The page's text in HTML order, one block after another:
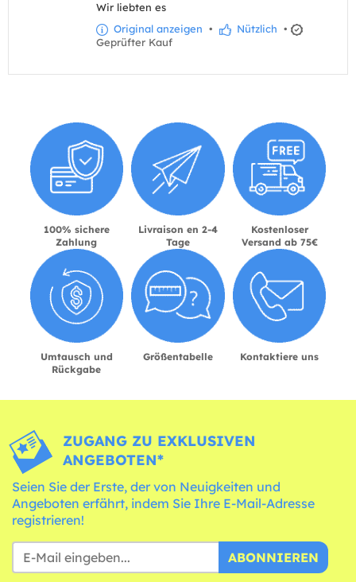
Wir liebten es
Original anzeigen • Nützlich •
Geprüfter Kauf
100% sichere
Zahlung
Livraison en 2-4
Tage
Kostenloser
Versand ab 75€
Umtausch und
Rückgabe
Größentabelle Kontaktiere uns
ZUGANG ZU EXKLUSIVEN
ANGEBOTEN*
Seien Sie der Erste, der von Neuigkeiten und
Angeboten erfährt, indem Sie Ihre E-Mail-Adresse
registrieren!
ABONNIEREN